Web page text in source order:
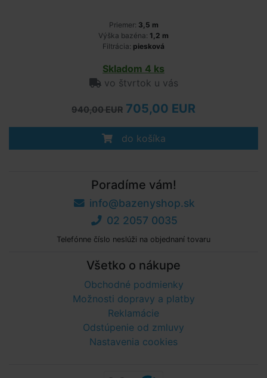
Priemer: 3,5 m
Výška bazéna: 1,2 m
Filtrácia: piesková
Skladom 4 ks
vo štvrtok u vás
940,00 EUR 705,00 EUR
do košíka
Poradíme vám!
info@bazenyshop.sk
02 2057 0035
Telefónne číslo neslúži na objednaní tovaru
Všetko o nákupe
Obchodné podmienky
Možnosti dopravy a platby
Reklamácie
Odstúpenie od zmluvy
Nastavenia cookies